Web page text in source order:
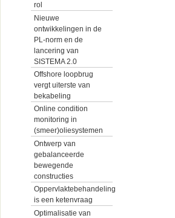
rol
Nieuwe
ontwikkelingen in de
PL-norm en de
lancering van
SISTEMA 2.0
Offshore loopbrug
vergt uiterste van
bekabeling
Online condition
monitoring in
(smeer)oliesystemen
Ontwerp van
gebalanceerde
bewegende
constructies
Oppervlaktebehandeling
is een ketenvraag
Optimalisatie van